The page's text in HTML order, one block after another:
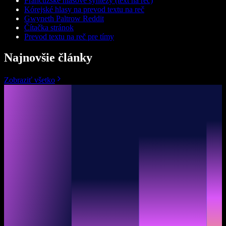
Kórejské hlasy na prevod textu na reč
Gwyneth Paltrow Reddit
Čítačka stránok
Prevod textu na reč pre tímy
Najnovšie články
Zobraziť všetko